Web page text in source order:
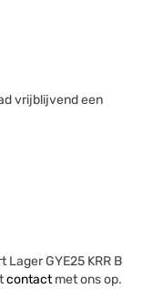
vrijblijvend een
GYE25 KRR B
contactmet ons op.